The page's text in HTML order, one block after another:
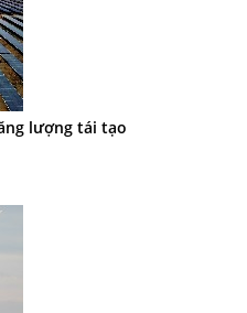
lượng tái tạo